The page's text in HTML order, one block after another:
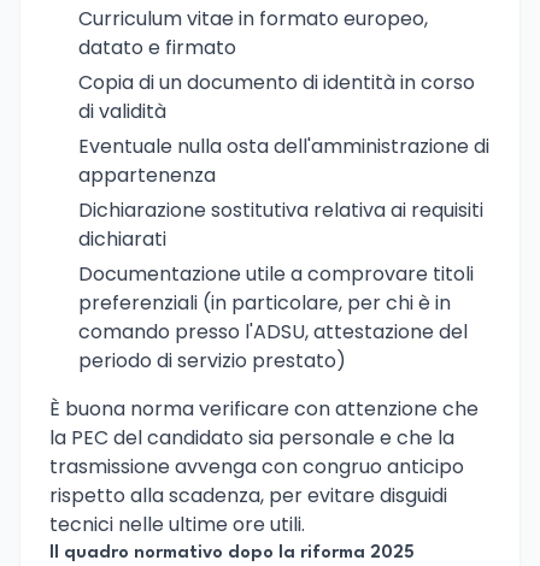
Curriculum vitae in formato europeo,
datato e firmato
Copia di un documento di identità in corso
di validità
Eventuale nulla osta dell'amministrazione di
appartenenza
Dichiarazione sostitutiva relativa ai requisiti
dichiarati
Documentazione utile a comprovare titoli
preferenziali (in particolare, per chi è in
comando presso l'ADSU, attestazione del
periodo di servizio prestato)
È buona norma verificare con attenzione che
la PEC del candidato sia personale e che la
trasmissione avvenga con congruo anticipo
rispetto alla scadenza, per evitare disguidi
tecnici nelle ultime ore utili.
Il quadro normativo dopo la riforma 2025